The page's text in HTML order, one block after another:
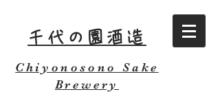
千代の園酒造
Chiyonosono Sake
Brewery